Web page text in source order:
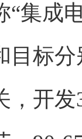
“集成
目标分
，开